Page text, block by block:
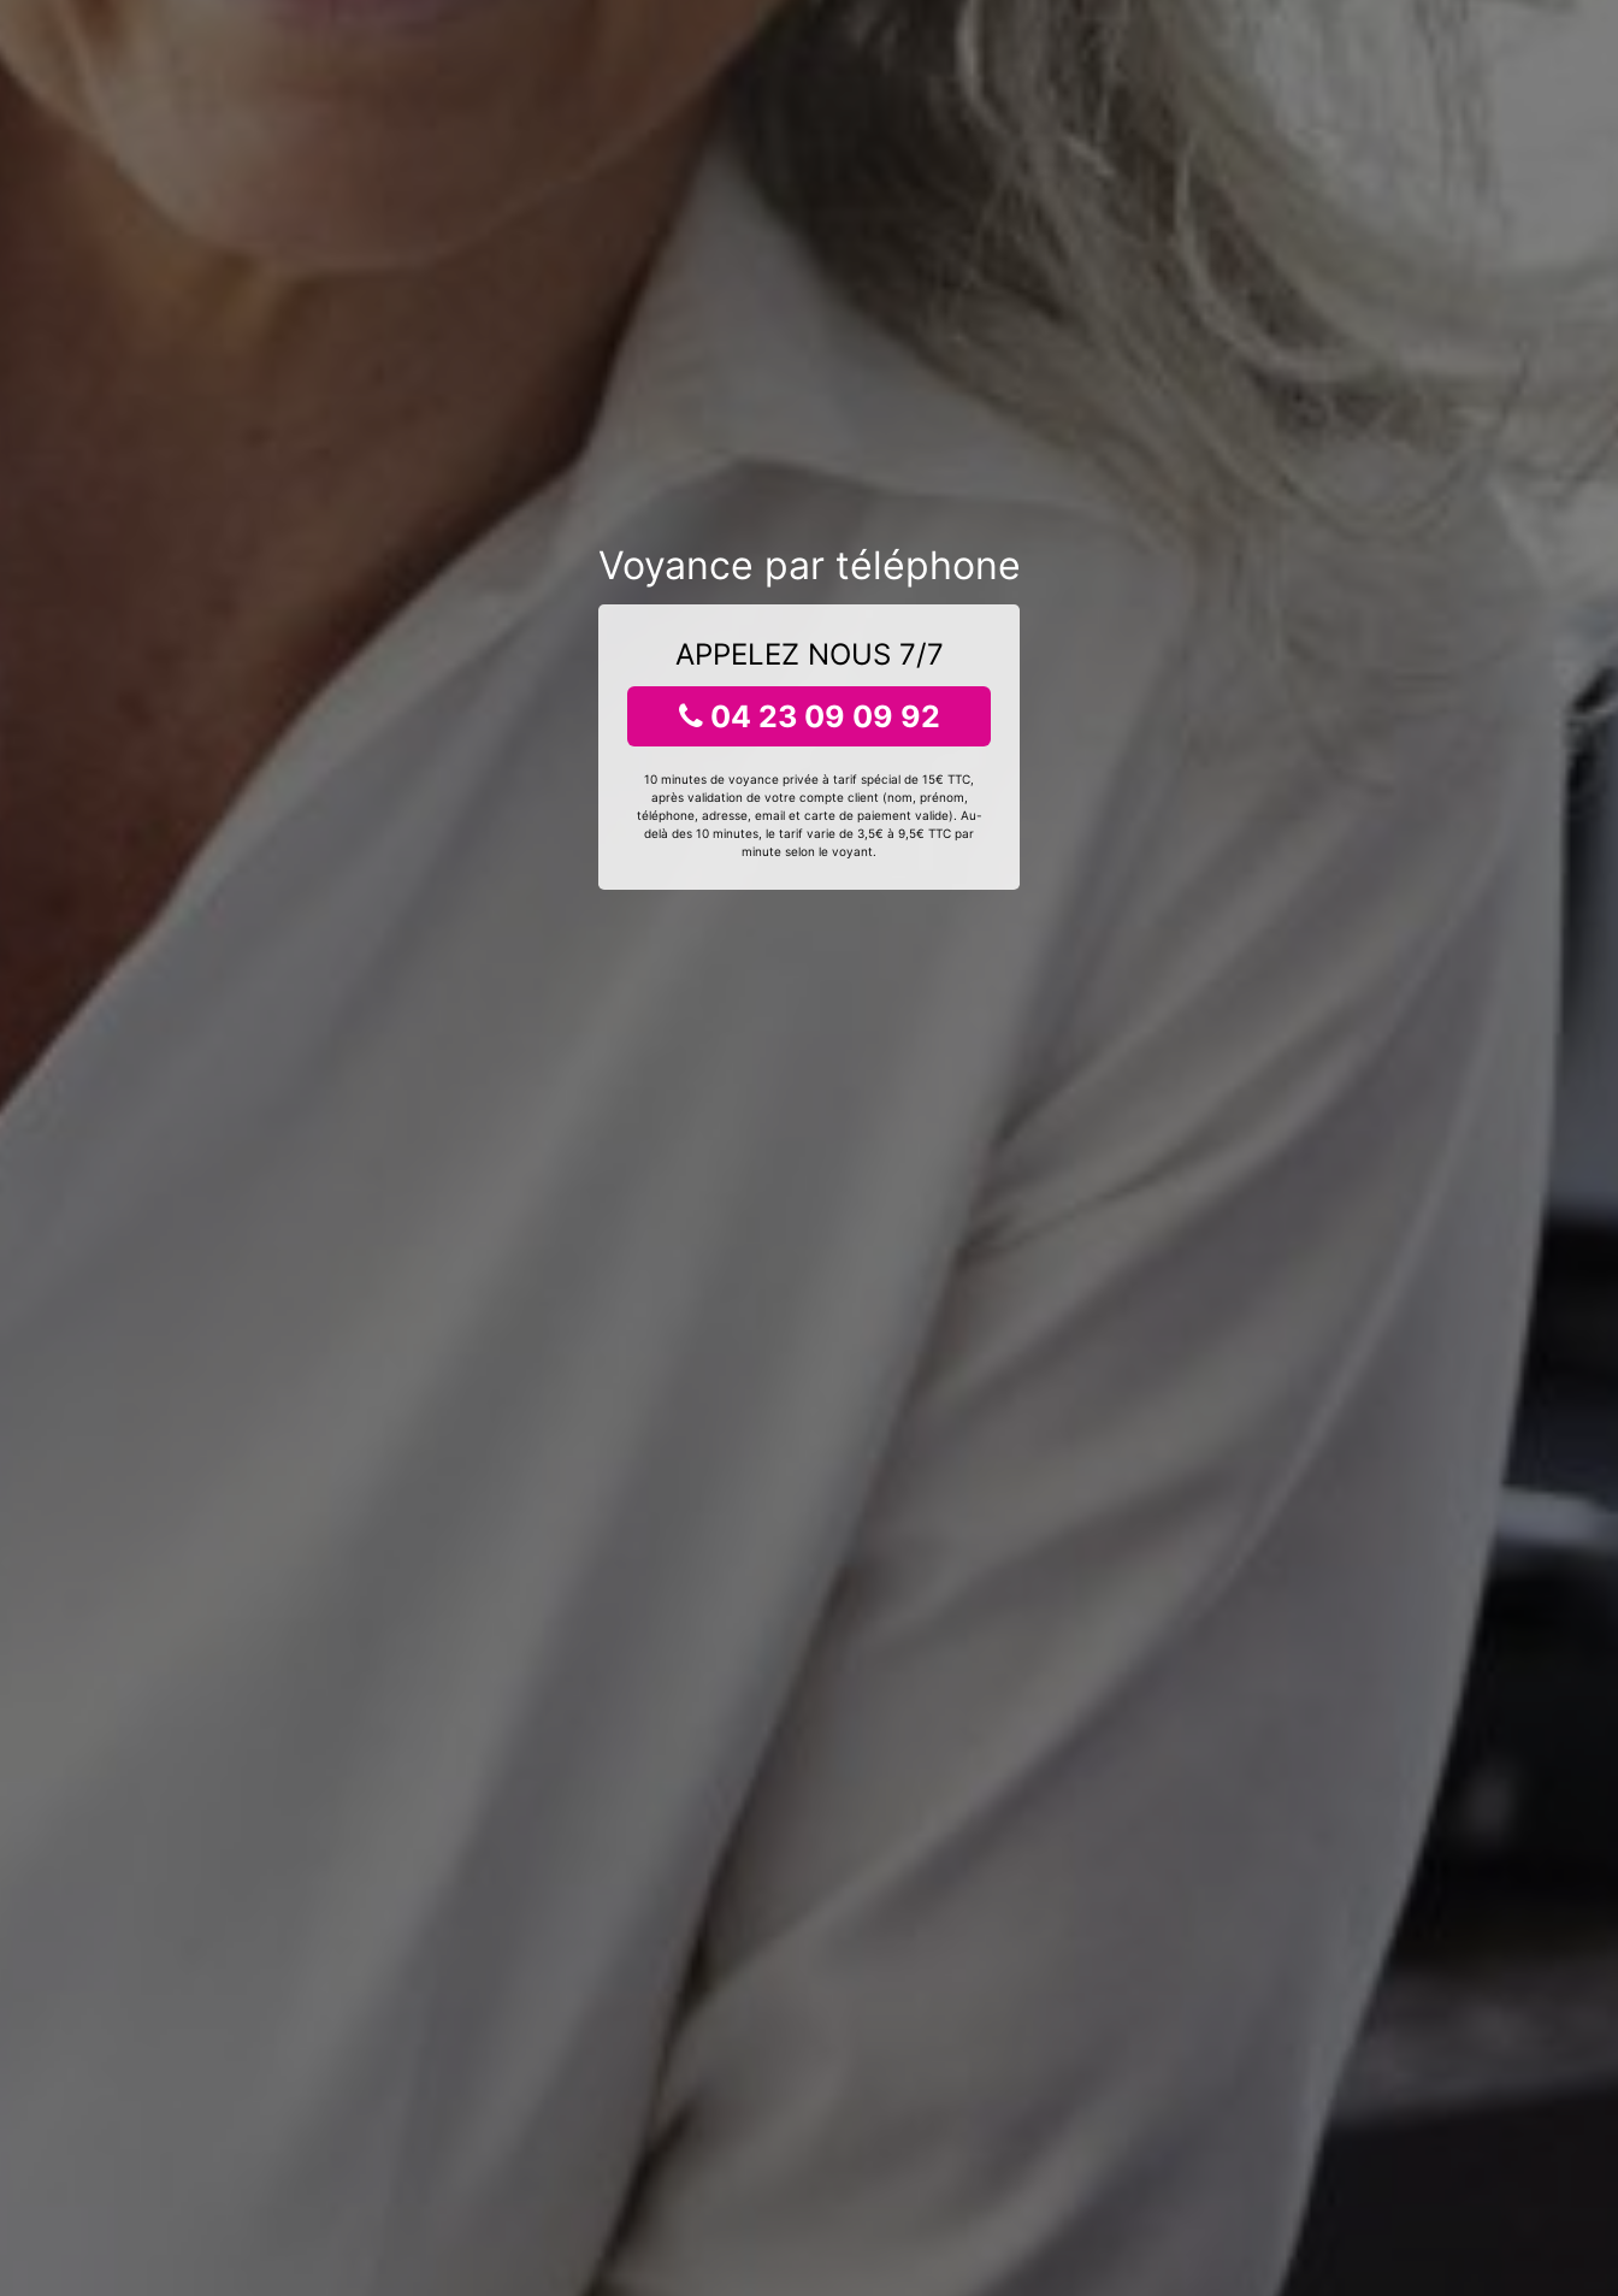
Voyance par téléphone
APPELEZ NOUS 7/7
04 23 09 09 92
10 minutes de voyance privée à tarif spécial de 15€ TTC,
après validation de votre compte client (nom, prénom,
téléphone, adresse, email et carte de paiement valide). Au-
delà des 10 minutes, le tarif varie de 3,5€ à 9,5€ TTC par
minute selon le voyant.